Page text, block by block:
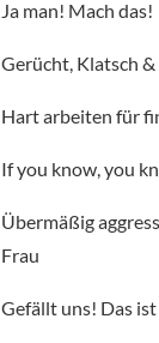
Ja man! Mach das!
Gerücht, Klatsch &
Hart arbeiten für
If you know, you
Übermäßig
Frau
Gefällt uns! Das